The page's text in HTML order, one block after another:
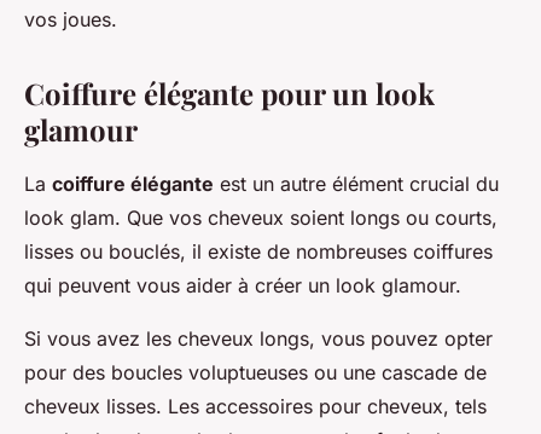
vos joues.
Coiffure élégante pour un look
glamour
La coiffure élégante est un autre élément crucial du
look glam. Que vos cheveux soient longs ou courts,
lisses ou bouclés, il existe de nombreuses coiffures
qui peuvent vous aider à créer un look glamour.
Si vous avez les cheveux longs, vous pouvez opter
pour des boucles voluptueuses ou une cascade de
cheveux lisses. Les accessoires pour cheveux, tels